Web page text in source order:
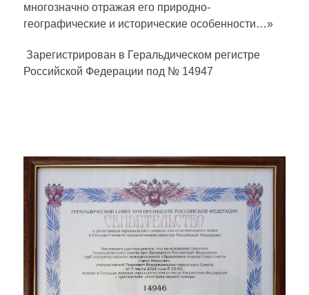
многозначно отражая его природно-
географические и исторические особенности…»
Зарегистрирован в Геральдическом регистре
Российской Федерации под № 14947